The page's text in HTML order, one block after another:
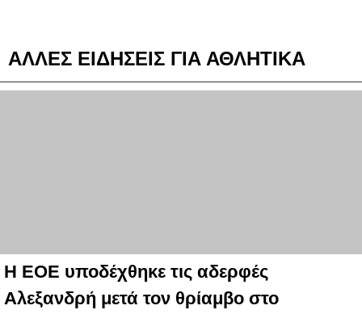
ΑΛΛΕΣ ΕΙΔΗΣΕΙΣ ΓΙΑ ΑΘΛΗΤΙΚΑ
Η ΕΟΕ υποδέχθηκε τις αδερφές
Αλεξανδρή μετά τον θρίαμβο στο